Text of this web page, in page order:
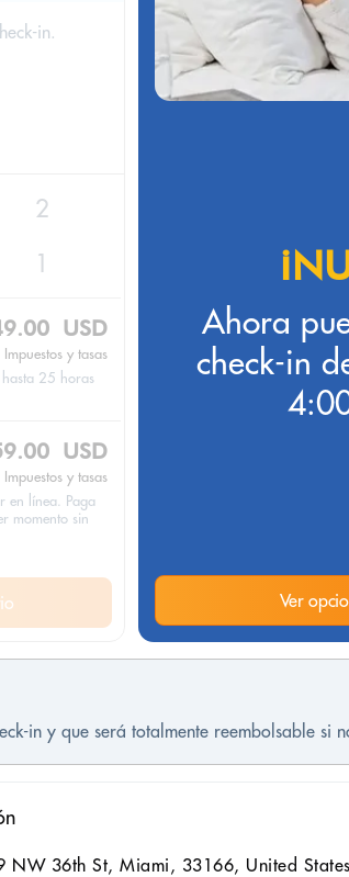
in.
USD
y tasas
25 horas
USD
y tasas
en línea. Paga
momento sin
Ahora
check-in
Ver
in y que será totalmente reembolsable si
NW 36th St, Miami, 33166, United States